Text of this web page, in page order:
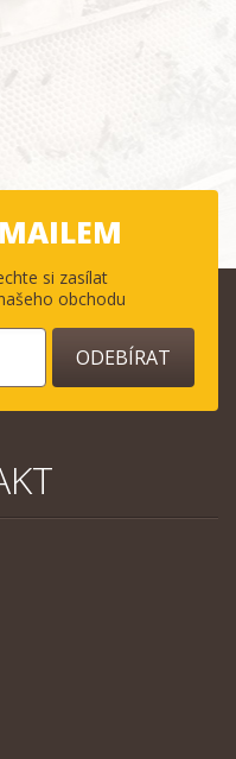
si zasílat
obchodu
ODEBÍRAT